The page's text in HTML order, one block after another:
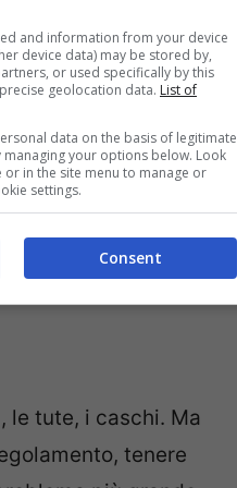
nostro sport è
le tute, i caschi. Ma
tenere
and information from your device
device data) may be stored by,
or used specifically by this
geolocation data. List of
data on the basis of legitimate
your options below. Look
in the site menu to manage or
settings.
Consent